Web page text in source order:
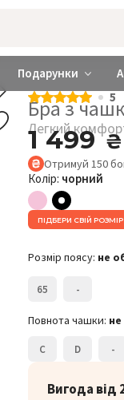
Подарунки
5
Бра з
Легкий
1 499₴
Отримуй 150
Колір: чорний
ПІДБЕРИ СВІЙ РОЗМІР
Розмір поясу: не
65 -
Повнота чашки:
C D -
Вигода від
2 398 ₴